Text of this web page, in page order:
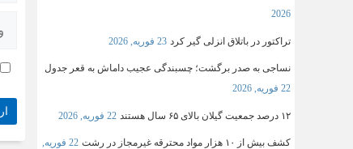
2026
تراکتور در باتلاق انزلی گیر کرد 23 فوریه, 2026
نساجی به صدر برگشت؛ چسبندگی عجیب داماش به قعر جدول
22 فوریه, 2026
۱۲ درصد جمعیت گیلان بالای ۶۵ سال هستند 22 فوریه, 2026
کشف بیش از ۱۰ هزار مواد محترقه غیرمجاز در رشت
22 فوریه,